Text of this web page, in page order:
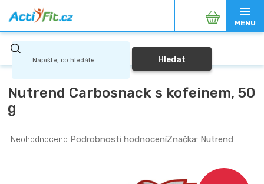
na
obsah
Hledat
Nákupní
košík
Nutrend Carbosnack s kofeinem, 50
g
Průměrné
Neohodnoceno Podrobnosti hodnoceníZnačka: Nutrend